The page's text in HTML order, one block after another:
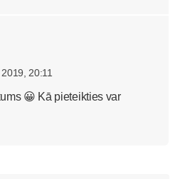
20:11
😀 Kā pieteikties var